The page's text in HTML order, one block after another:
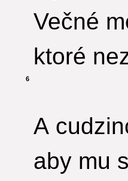
Večné
ktoré
6
A
aby mu